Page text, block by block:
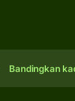
Bandingkan